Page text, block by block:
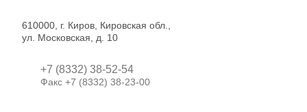
610000, г. Киров, Кировская обл.,
ул. Московская, д. 10
+7 (8332) 38-52-54
Факс +7 (8332) 38-23-00